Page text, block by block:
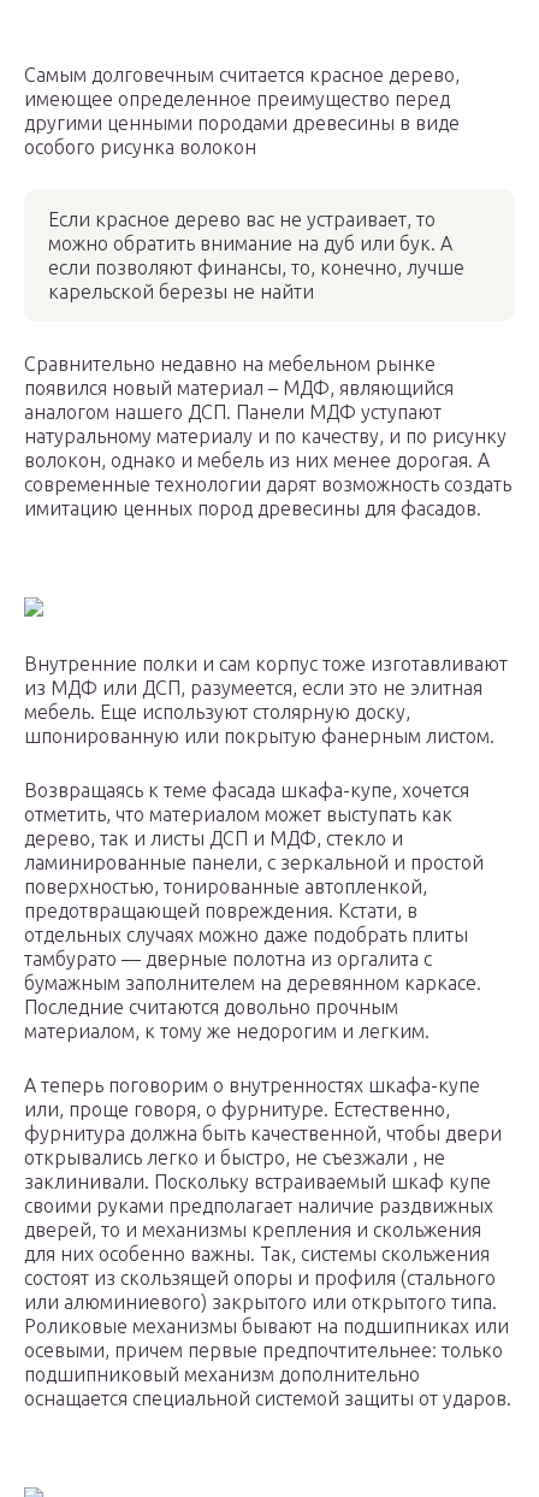
Самым долговечным считается красное дерево,
имеющее определенное преимущество перед
другими ценными породами древесины в виде
особого рисунка волокон
Если красное дерево вас не устраивает, то
можно обратить внимание на дуб или бук. А
если позволяют финансы, то, конечно, лучше
карельской березы не найти
Сравнительно недавно на мебельном рынке
появился новый материал – МДФ, являющийся
аналогом нашего ДСП. Панели МДФ уступают
натуральному материалу и по качеству, и по рисунку
волокон, однако и мебель из них менее дорогая. А
современные технологии дарят возможность создать
имитацию ценных пород древесины для фасадов.
Внутренние полки и сам корпус тоже изготавливают
из МДФ или ДСП, разумеется, если это не элитная
мебель. Еще используют столярную доску,
шпонированную или покрытую фанерным листом.
Возвращаясь к теме фасада шкафа-купе, хочется
отметить, что материалом может выступать как
дерево, так и листы ДСП и МДФ, стекло и
ламинированные панели, с зеркальной и простой
поверхностью, тонированные автопленкой,
предотвращающей повреждения. Кстати, в
отдельных случаях можно даже подобрать плиты
тамбурато — дверные полотна из оргалита с
бумажным заполнителем на деревянном каркасе.
Последние считаются довольно прочным
материалом, к тому же недорогим и легким.
А теперь поговорим о внутренностях шкафа-купе
или, проще говоря, о фурнитуре. Естественно,
фурнитура должна быть качественной, чтобы двери
открывались легко и быстро, не съезжали , не
заклинивали. Поскольку встраиваемый шкаф купе
своими руками предполагает наличие раздвижных
дверей, то и механизмы крепления и скольжения
для них особенно важны. Так, системы скольжения
состоят из скользящей опоры и профиля (стального
или алюминиевого) закрытого или открытого типа.
Роликовые механизмы бывают на подшипниках или
осевыми, причем первые предпочтительнее: только
подшипниковый механизм дополнительно
оснащается специальной системой защиты от ударов.